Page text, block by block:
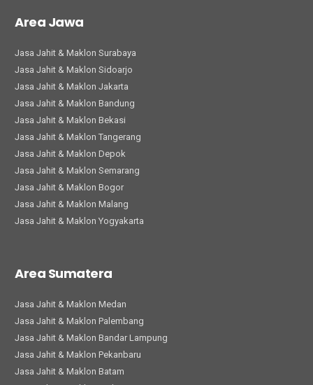
Area Jawa
Jasa Jahit & Maklon Surabaya
Jasa Jahit & Maklon Sidoarjo
Jasa Jahit & Maklon Jakarta
Jasa Jahit & Maklon Bandung
Jasa Jahit & Maklon Bekasi
Jasa Jahit & Maklon Tangerang
Jasa Jahit & Maklon Depok
Jasa Jahit & Maklon Semarang
Jasa Jahit & Maklon Bogor
Jasa Jahit & Maklon Malang
Jasa Jahit & Maklon Yogyakarta
Area Sumatera
Jasa Jahit & Maklon Medan
Jasa Jahit & Maklon Palembang
Jasa Jahit & Maklon Bandar Lampung
Jasa Jahit & Maklon Pekanbaru
Jasa Jahit & Maklon Batam